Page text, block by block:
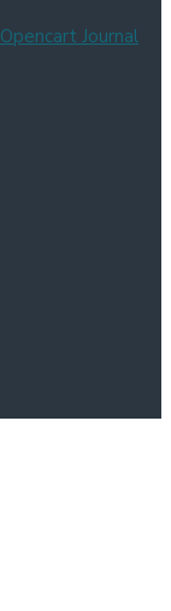
Opencart Journal